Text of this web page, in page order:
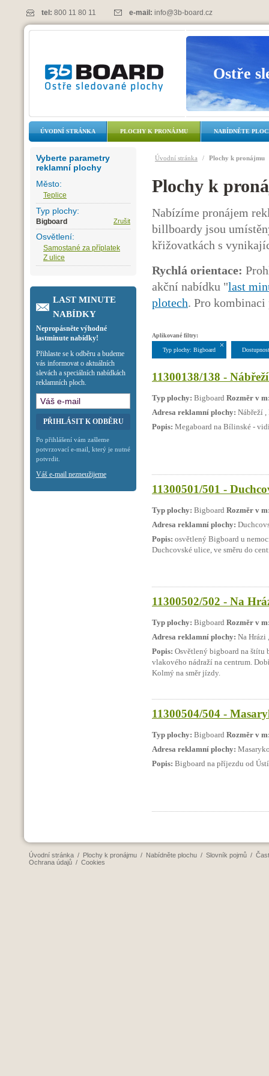
tel: 800 11 80 11 e-mail: info@3b-board.cz
Ostře
ÚVODNÍ STRÁNKA PLOCHY K PRONÁJMU NABÍDNĚTE
Úvodní stránka / Plochy k pronájmu
Plochy k
Nabízíme pronájem
billboardy jsou
křižovatkách s
Rychlá orientace:
akční nabídku "last
plotech. Pro
Aplikované filtry:
Typ plochy: Bigboard
11300138/138 -
Typ plochy: Bigboard Rozměr v
Adresa reklamní plochy: Nábřeží
Popis: Megaboard na Bílinské -
11300501/501 -
Typ plochy: Bigboard Rozměr v
Adresa reklamní plochy:
Popis: osvětlený Bigboard u
Duchcovské ulice, ve směru do
11300502/502 - Na
Typ plochy: Bigboard Rozměr v
Adresa reklamní plochy: Na Hrázi
Popis: Osvětlený bigboard na štítu
vlakového nádraží na centrum.
Kolmý na směr jízdy.
11300504/504 -
Typ plochy: Bigboard Rozměr v
Adresa reklamní plochy:
Popis: Bigboard na příjezdu od
Vyberte parametry
reklamní plochy
Město:
Teplice
Typ plochy:
Bigboard Zrušit
Osvětlení:
Samostané za příplatek
Z ulice
LAST MINUTE
NABÍDKY
Nepropásněte výhodné
lastminute nabídky!
Přihlaste se k odběru a budeme
vás informovat o aktuálních
slevách a speciálních nabídkách
reklamních ploch.
Po přihlášení vám zašleme
potvrzovací e-mail, který je nutné
potvrdit.
Váš e-mail nezneužijeme
Úvodní stránka / Plochy k pronájmu / Nabídněte plochu / Slovník pojmů /
Ochrana údajů / Cookies